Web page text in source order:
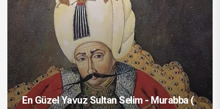
En Güzel Yavuz Sultan Selim - Murabba (